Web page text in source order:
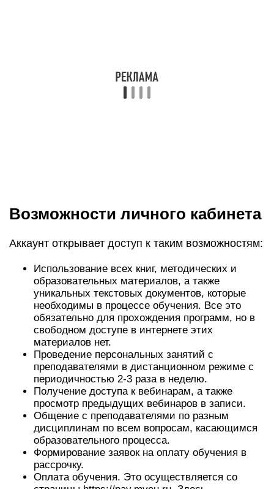
Возможности личного кабинета
Аккаунт открывает доступ к таким возможностям:
Использование всех книг, методических и
образовательных материалов, а также
уникальных текстовых документов, которые
необходимы в процессе обучения. Все это
обязательно для прохождения программ, но в
свободном доступе в интернете этих
материалов нет.
Проведение персональных занятий с
преподавателями в дистанционном режиме с
периодичностью 2-3 раза в неделю.
Получение доступа к вебинарам, а также
просмотр предыдущих вебинаров в записи.
Общение с преподавателями по разным
дисциплинам по всем вопросам, касающимся
образовательного процесса.
Формирование заявок на оплату обучения в
рассрочку.
Оплата обучения. Это осуществляется со